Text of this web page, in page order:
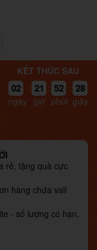
KẾT THÚC SAU
02
ngày
: 21
giờ
: 52
phút
: 27
giây
rẻ, tặng quà cực
hàng chứa vali
- số lượng có hạn,